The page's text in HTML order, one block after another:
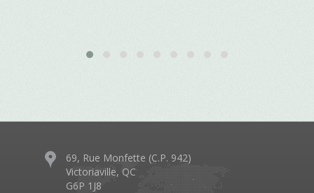
69, Rue Monfette (C.P. 942)
Victoriaville, QC
G6P 1J8